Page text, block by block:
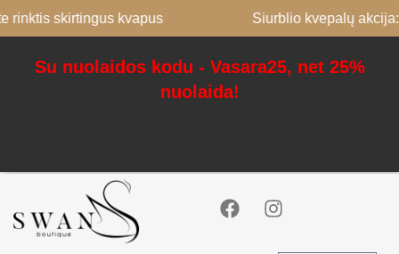
skirtingus kvapus Siurblio kvepalų akcija:
Su nuolaidos kodu - Vasara25, net 25%
nuolaida!